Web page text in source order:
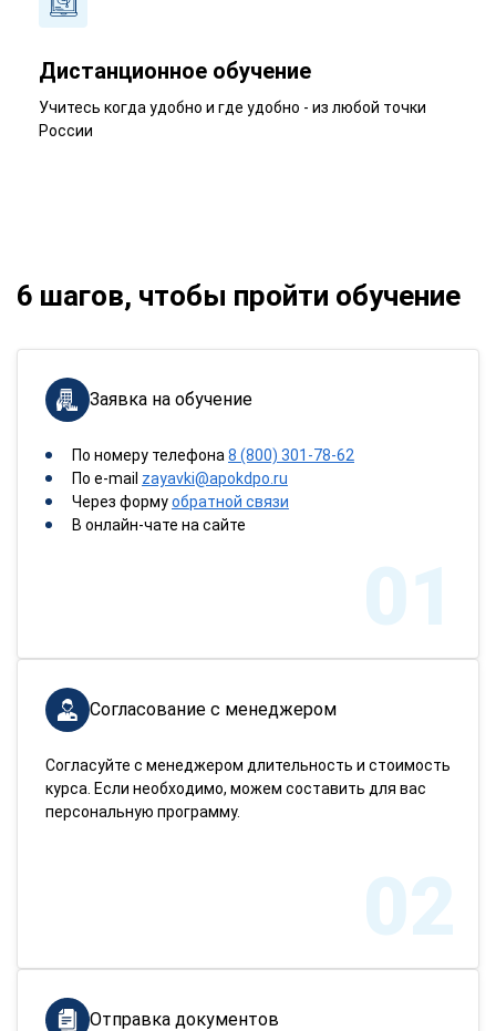
Дистанционное обучение
Учитесь когда удобно и где удобно - из любой точки
России
6 шагов, чтобы пройти обучение
Заявка на обучение
По номеру телефона 8 (800) 301-78-62
По e-mail zayavki@apokdpo.ru
Через формуобратной связи
В онлайн-чате на сайте
01
Согласование с менеджером
Согласуйте с менеджером длительность и стоимость
курса. Если необходимо, можем составить для вас
персональную программу.
02
Отправка документов